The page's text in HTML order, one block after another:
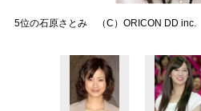
5位の石原さとみ （C）ORICON DD inc.